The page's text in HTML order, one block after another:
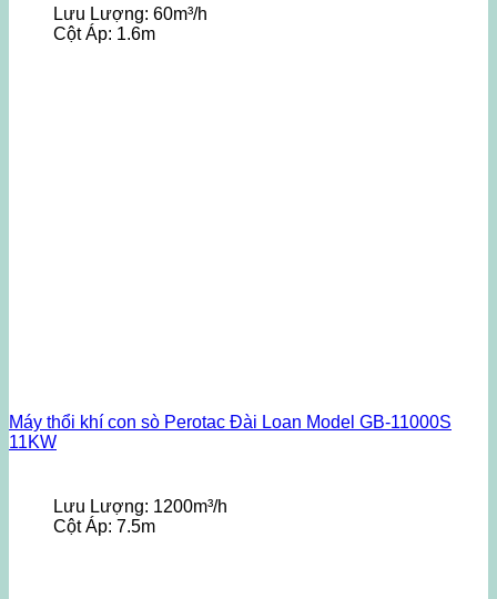
Lưu Lượng: 60m³/h
Cột Áp: 1.6m
Máy thổi khí con sò Perotac Đài Loan Model GB-11000S
11KW
Lưu Lượng: 1200m³/h
Cột Áp: 7.5m